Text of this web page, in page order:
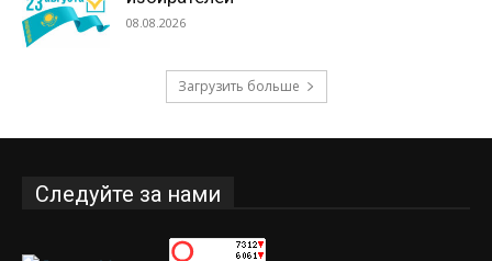
08.08.2026
Загрузить больше
Следуйте за нами